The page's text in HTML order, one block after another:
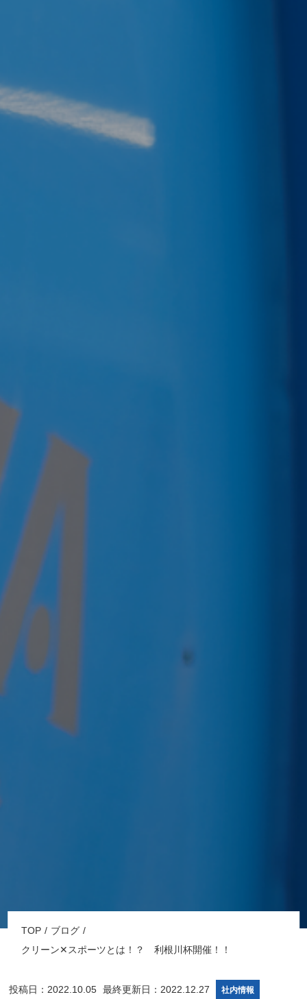
TOP
ブログ
クリーン✕スポーツとは！？ 利根川杯開催！！
投稿日：2022.10.05 最終更新日：2022.12.27 社内情報